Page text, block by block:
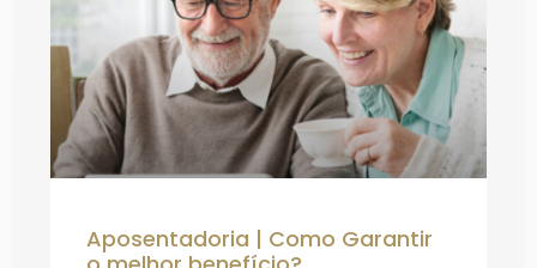
Aposentadoria | Como Garantir